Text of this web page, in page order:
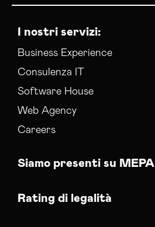
I nostri servizi:
Business Experience
Consulenza IT
Software House
Web Agency
Careers
Siamo presenti su MEPA
Rating di legalità